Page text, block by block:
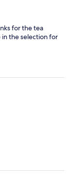
for the tea
the selection for